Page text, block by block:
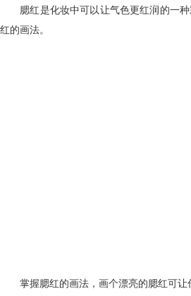
腮红是化妆中可以让气色更红润的一种
红的画法。
掌握腮红的画法，画个漂亮的腮红可让